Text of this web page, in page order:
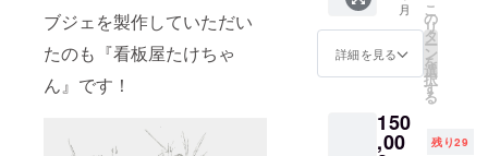
ブジェを製作していただい
たのも『看板屋たけちゃ
ん』です！
ご利用
につい
て ※ご
お電話
にて承
いただ
けま
す。 ※
オンラ
イン
プでは
ご利用
業名掲
載（2年
間） ③
バーベ
キュー
の提供
（5～10
HIMITS
UKICHI
店舗で
使える
『１４
００円
分』の
月
詳細を見る
こ
の
リ
タ
ー
ン
を
選
択
す
る
150
,00 残り29